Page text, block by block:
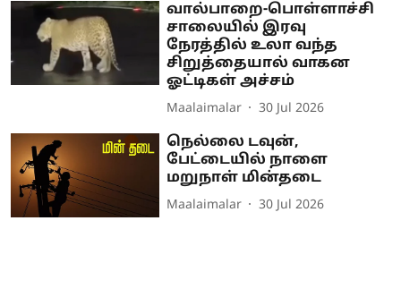
வால்பாறை-பொள்ளாச்சி
சாலையில் இரவு
நேரத்தில் உலா வந்த
சிறுத்தையால் வாகன
ஓட்டிகள் அச்சம்
Maalaimalar 30 Jul 2026
நெல்லை டவுன்,
பேட்டையில் நாளை
மறுநாள் மின்தடை
Maalaimalar 30 Jul 2026